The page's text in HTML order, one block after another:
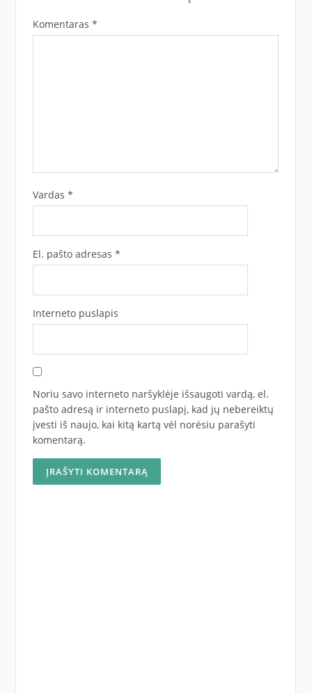
Komentaras *
Vardas *
El. pašto adresas *
Interneto puslapis
Noriu savo interneto naršyklėje išsaugoti vardą, el.
pašto adresą ir interneto puslapį, kad jų nebereiktų
įvesti iš naujo, kai kitą kartą vėl norėsiu parašyti
komentarą.